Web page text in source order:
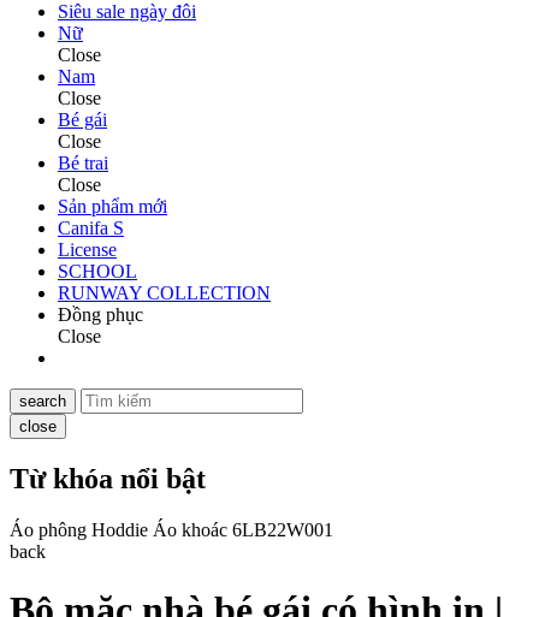
Siêu sale ngày đôi
Nữ
Close
Nam
Close
Bé gái
Close
Bé trai
Close
Sản phẩm mới
Canifa S
License
SCHOOL
RUNWAY COLLECTION
Đồng phục
Close
search
close
Từ khóa nổi bật
Áo phông Hoddie Áo khoác 6LB22W001
back